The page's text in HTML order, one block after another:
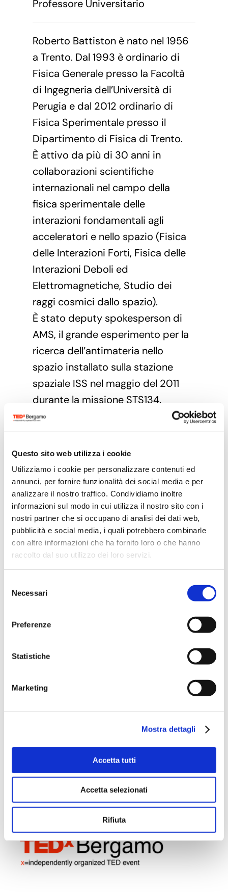
Questo sito web utilizza i cookie
Utilizziamo i cookie per personalizzare contenuti ed
annunci, per fornire funzionalità dei social media e per
analizzare il nostro traffico. Condividiamo inoltre
informazioni sul modo in cui utilizza il nostro sito con i
nostri partner che si occupano di analisi dei dati web,
pubblicità e social media, i quali potrebbero combinarle
con altre informazioni che ha fornito loro o che hanno
raccolto dal suo utilizzo dei loro servizi.
delNecessari
Preferenze
Statistiche
Marketing
Mostra dettagli
Accetta tutti
Accetta selezionati
Rifiuta
Professore Universitario
Roberto Battiston è nato nel 1956
a Trento. Dal 1993 è ordinario di
Fisica Generale presso la Facoltà
di Ingegneria dell’Università di
Perugia e dal 2012 ordinario di
Fisica Sperimentale presso il
Dipartimento di Fisica di Trento.
È attivo da più di 30 anni in
collaborazioni scientifiche
internazionali nel campo della
fisica sperimentale delle
interazioni fondamentali agli
acceleratori e nello spazio (Fisica
delle Interazioni Forti, Fisica delle
Interazioni Deboli ed
Elettromagnetiche, Studio dei
raggi cosmici dallo spazio).
È stato deputy spokesperson di
AMS, il grande esperimento per la
ricerca dell’antimateria nello
spazio installato sulla stazione
spaziale ISS nel maggio del 2011
durante la missione STS134.
Oltre ad essere autore di oltre 400
lavori pubblicati su riviste
internazionali e di tre brevetti, è
organizzatore di numerosi
congressi dedicati alla scienza
spaziale (Trento 1999, Elba 2002,
Washington 2003, Pechino 2006,
CERN 2012).
Svolge inoltre attività di
Stampa, Il Corriere della Sera, Il
Le Scienze dove da anni tiene una
Particelle”.
Speaker